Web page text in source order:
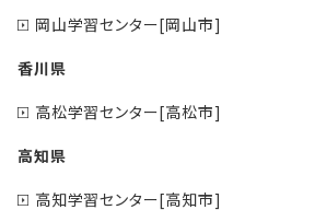
岡山学習センター[岡山市]
香川県
高松学習センター[高松市]
高知県
高知学習センター[高知市]